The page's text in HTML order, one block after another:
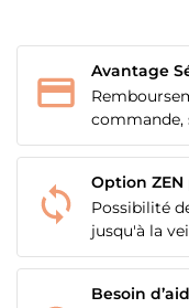
Avantage
commande,
Option
Possibilité
jusqu'à la
Besoin